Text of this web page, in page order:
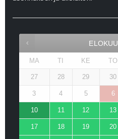
ELOKUU
MA TI KE TO
27 28 29 30
3 4 5 6
10 11 12 13
17 18 19 20